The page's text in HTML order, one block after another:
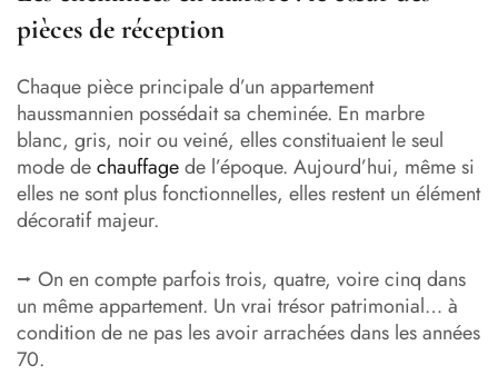
pièces de réception
Chaque pièce principale d’un appartement
haussmannien possédait sa cheminée. En marbre
blanc, gris, noir ou veiné, elles constituaient le seul
mode dechauffagede l’époque. Aujourd’hui, même si
elles ne sont plus fonctionnelles, elles restent un élément
décoratif majeur.
⭢ On en compte parfois trois, quatre, voire cinq dans
un même appartement. Un vrai trésor patrimonial… à
condition de ne pas les avoir arrachées dans les années
70.